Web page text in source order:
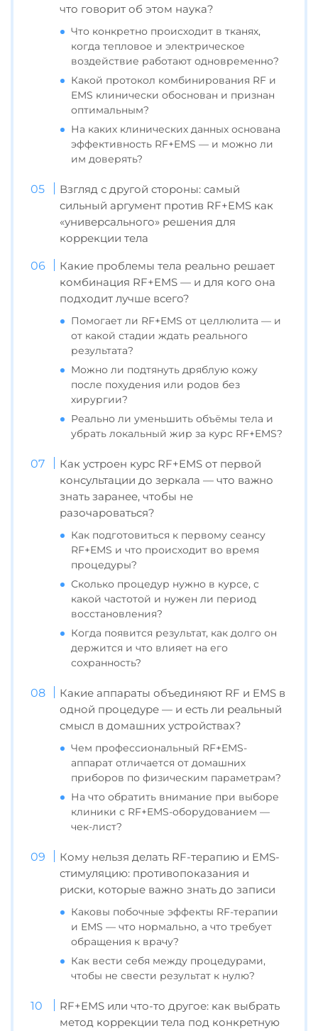
что говорит об этом наука?
Что конкретно происходит в тканях,
когда тепловое и электрическое
воздействие работают одновременно?
Какой протокол комбинирования RF и
EMS клинически обоснован и признан
оптимальным?
На каких клинических данных основана
эффективность RF+EMS — и можно ли
им доверять?
Взгляд с другой стороны: самый
сильный аргумент против RF+EMS как
«универсального» решения для
коррекции тела
Какие проблемы тела реально решает
комбинация RF+EMS — и для кого она
подходит лучше всего?
Помогает ли RF+EMS от целлюлита — и
от какой стадии ждать реального
результата?
Можно ли подтянуть дряблую кожу
после похудения или родов без
хирургии?
Реально ли уменьшить объёмы тела и
убрать локальный жир за курс RF+EMS?
Как устроен курс RF+EMS от первой
консультации до зеркала — что важно
знать заранее, чтобы не
разочароваться?
Как подготовиться к первому сеансу
RF+EMS и что происходит во время
процедуры?
Сколько процедур нужно в курсе, с
какой частотой и нужен ли период
восстановления?
Когда появится результат, как долго он
держится и что влияет на его
сохранность?
Какие аппараты объединяют RF и EMS в
одной процедуре — и есть ли реальный
смысл в домашних устройствах?
Чем профессиональный RF+EMS-
аппарат отличается от домашних
приборов по физическим параметрам?
На что обратить внимание при выборе
клиники с RF+EMS-оборудованием —
чек-лист?
Кому нельзя делать RF-терапию и EMS-
стимуляцию: противопоказания и
риски, которые важно знать до записи
Каковы побочные эффекты RF-терапии
и EMS — что нормально, а что требует
обращения к врачу?
Как вести себя между процедурами,
чтобы не свести результат к нулю?
RF+EMS или что-то другое: как выбрать
метод коррекции тела под конкретную